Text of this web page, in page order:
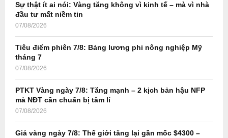
r
H
Sự thật ít ai nói: Vàng tăng không vì kinh tế – mà vì nhà
đầu tư mất niềm tin
07/08/2026
Tiêu điểm phiên 7/8: Bảng lương phi nông nghiệp Mỹ
tháng 7
07/08/2026
PTKT Vàng ngày 7/8: Tăng mạnh – 2 kịch bản hậu NFP
mà NĐT cần chuẩn bị tâm lí
07/08/2026
Giá vàng ngày 7/8: Thế giới tăng lại gần mốc $4300 –